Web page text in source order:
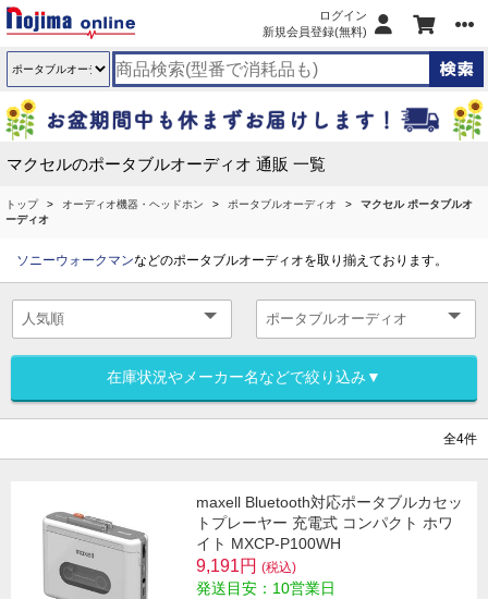
ログイン
新規会員登録(無料)
マクセルのポータブルオーディオ 通販 一覧
トップ オーディオ機器・ヘッドホン ポータブルオーディオ
マクセル ポータブルオ
ーディオ
ソニーウォークマンなどのポータブルオーディオを取り揃えております。
在庫状況やメーカー名などで絞り込み▼
全4件
maxell Bluetooth対応ポータブルカセッ
トプレーヤー 充電式 コンパクト ホワ
イト MXCP-P100WH
9,191円 (税込)
発送目安：10営業日